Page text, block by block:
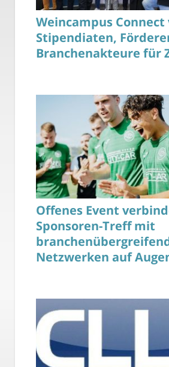
Weincampus
Stipendiaten,
Branchenakteure für
Offenes Event
Sponsoren-Treff mit
Netzwerken auf